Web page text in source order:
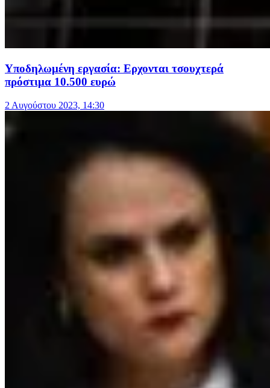
Υποδηλωμένη εργασία: Ερχονται τσουχτερά
πρόστιμα 10.500 ευρώ
2 Αυγούστου 2023, 14:30